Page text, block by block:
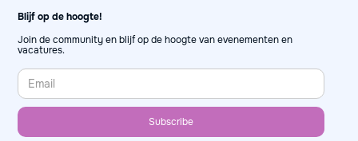
Blijf op de hoogte!
Join de community en blijf op de hoogte van evenementen en
vacatures.